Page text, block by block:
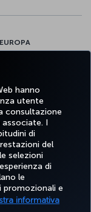
hanno
utente
consultazione
I
di
del
selezioni
di
le
promozionali e
informativa
TikTokBlog
TURKISH
AIRLINES